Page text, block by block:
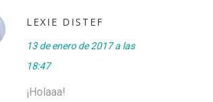
LEXIE DISTEF
13 de enero de 2017 a las
18:47
¡Holaaa!